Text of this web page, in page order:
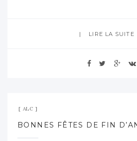
LIRE LA SUITE
ALC
BONNES FÊTES DE FIN